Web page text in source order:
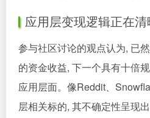
应用层变现逻辑正在
参与社区讨论的观点认为, 已
的资金收益, 下一个具有十倍
应用层面。像Reddit、
层相关标的, 其不确定性呈现